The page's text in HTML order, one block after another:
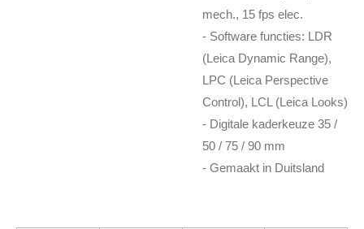
mech., 15 fps elec.
- Software functies: LDR
(Leica Dynamic Range),
LPC (Leica Perspective
Control), LCL (Leica Looks)
- Digitale kaderkeuze 35 /
50 / 75 / 90 mm
- Gemaakt in Duitsland